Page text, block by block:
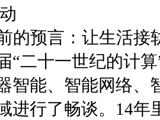
的预言：让生活
“二十一世纪的计
智能、智能网络、
进行了畅谈。14